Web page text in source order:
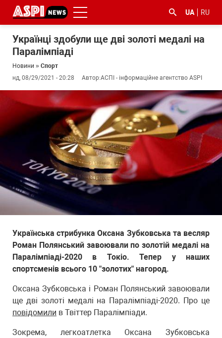
UA RU
Українці здобули ще дві золоті медалі на
Паралімпіаді
Новини » Спорт
нд, 08/29/2021 - 20:28
Автор:АСПІ - інформаційне агентство ASPI
Українська стрибунка Оксана Зубковська та весляр
Роман Полянський завоювали по золотій медалі на
Паралімпіаді-2020 в Токіо. Тепер у наших
спортсменів всього 10 "золотих" нагород.
Оксана Зубковська і Роман Полянський завоювали
ще дві золоті медалі на Паралімпіаді-2020. Про це
повідомили в Твіттер Паралімпіади.
Зокрема, легкоатлетка Оксана Зубковська
#ООС
#боротьба
з
корупцією
#ДФС #Київ #коронавірус